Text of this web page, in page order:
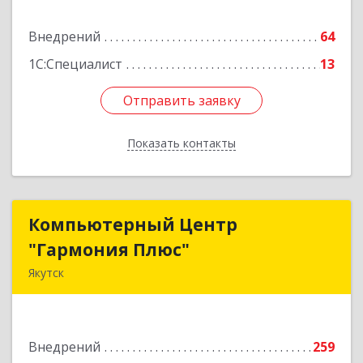
Внедрений
64
1С:Специалист
13
Отправить заявку
Показать контакты
Отправить заявку
Назад
Компьютерный Центр
"Гармония Плюс"
Якутск
Внедрений 259
Компьютерный Центр
"Гармония Плюс"